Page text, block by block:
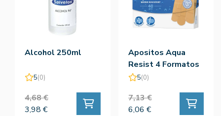
Alcohol 250ml
5(0)
4,68 €
3,98 €
Apositos Aqua
Resist 4 Formatos
40ud
5(0)
7,13 €
6,06 €